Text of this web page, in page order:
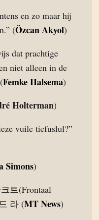
en zo maar hij
(Özcan Akyol)
dat prachtige
niet alleen in de
Femke Halsema)
Holterman)
vuile tiefuslul?”
Simons)
트(Frontaal
라 (MT News)